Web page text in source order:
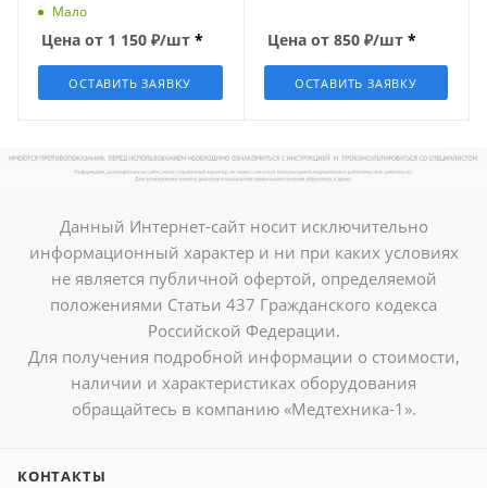
Мало
Цена от 1 150 ₽/шт *
ОСТАВИТЬ ЗАЯВКУ
Цена от 850₽/шт *
ОСТАВИТЬ ЗАЯВКУ
Данный Интернет-сайт носит исключительно
информационный характер и ни при каких условиях
не является публичной офертой, определяемой
положениями Статьи 437 Гражданского кодекса
Российской Федерации.
Для получения подробной информации о стоимости,
наличии и характеристиках оборудования
обращайтесь в компанию «Медтехника-1».
КОНТАКТЫ